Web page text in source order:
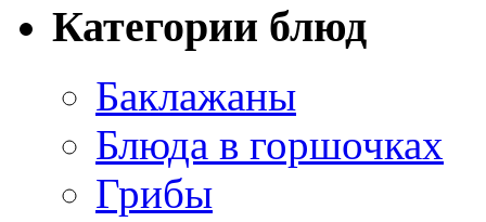
Категории блюд
Баклажаны
Блюда в горшочках
Грибы